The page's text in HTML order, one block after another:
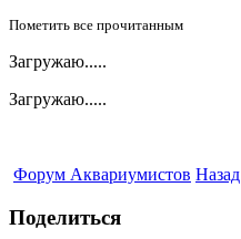
Пометить все прочитанным
Загружаю.....
Загружаю.....
Форум Аквариумистов Назад
Поделиться